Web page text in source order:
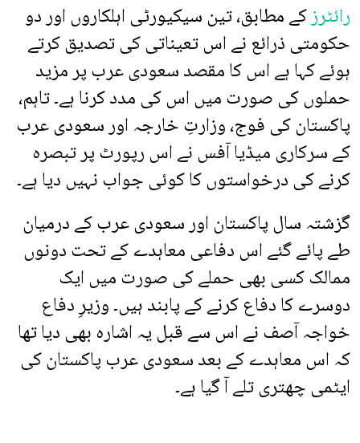
رائٹرزکے مطابق، تین سیکیورٹی اہلکاروں اور دو
حکومتی ذرائع نے اس تعیناتی کی تصدیق کرتے
ہوئے کہا ہے اس کا مقصد سعودی عرب پر مزید
حملوں کی صورت میں اس کی مدد کرنا ہے۔ تاہم،
پاکستان کی فوج، وزارتِ خارجہ اور سعودی عرب
کے سرکاری میڈیا آفس نے اس رپورٹ پر تبصرہ
کرنے کی درخواستوں کا کوئی جواب نہیں دیا ہے۔
گزشتہ سال پاکستان اور سعودی عرب کے درمیان
طے پائے گئے اس دفاعی معاہدے کے تحت دونوں
ممالک کسی بھی حملے کی صورت میں ایک
دوسرے کا دفاع کرنے کے پابند ہیں۔ وزیرِ دفاع
خواجہ آصف نے اس سے قبل یہ اشارہ بھی دیا تھا
کہ اس معاہدے کے بعد سعودی عرب پاکستان کی
ایٹمی چھتری تلے آ گیا ہے۔